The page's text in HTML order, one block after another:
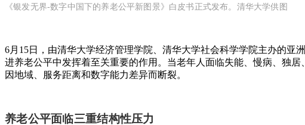
《银发无界-数字中国下的养老公平新图景》白皮书正式发布。清华大学供图
6月15日，由清华大学经济管理学院、清华大学社会科学学院主办的
进养老公平中发挥着至关重要的作用。当老年人面临失能、慢病、独
因地域、服务距离和数字能力差异而断裂。
养老公平面临三重结构性压力